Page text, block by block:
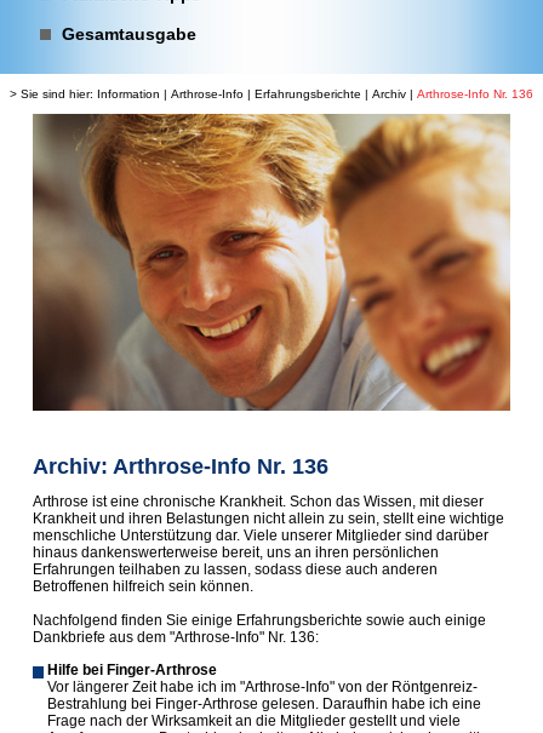
Gesamtausgabe
> Sie sind hier: Information | Arthrose-Info | Erfahrungsberichte | Archiv | Arthrose-Info Nr. 136
Archiv: Arthrose-Info Nr. 136
Arthrose ist eine chronische Krankheit. Schon das Wissen, mit dieser
Krankheit und ihren Belastungen nicht allein zu sein, stellt eine wichtige
menschliche Unterstützung dar. Viele unserer Mitglieder sind darüber
hinaus dankenswerterweise bereit, uns an ihren persönlichen
Erfahrungen teilhaben zu lassen, sodass diese auch anderen
Betroffenen hilfreich sein können.
Nachfolgend finden Sie einige Erfahrungsberichte sowie auch einige
Dankbriefe aus dem "Arthrose-Info" Nr. 136:
Hilfe bei Finger-Arthrose
Vor längerer Zeit habe ich im "Arthrose-Info" von der Röntgenreiz-
Bestrahlung bei Finger-Arthrose gelesen. Daraufhin habe ich eine
Frage nach der Wirksamkeit an die Mitglieder gestellt und viele